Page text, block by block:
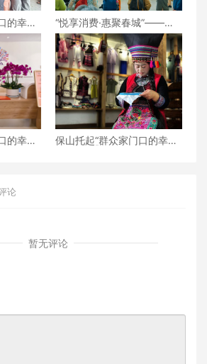
的幸
：家门
疆治
“悦享消费·惠聚春城”——
2026昆明汽车博览会盛大开
幕
的幸
保山托起“群众家门口的幸
论
暂无评论